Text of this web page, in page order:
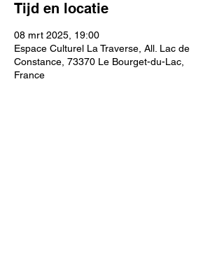
Tijd en locatie
08 mrt 2025, 19:00
Espace Culturel La Traverse, All. Lac de
Constance, 73370 Le Bourget-du-Lac,
France